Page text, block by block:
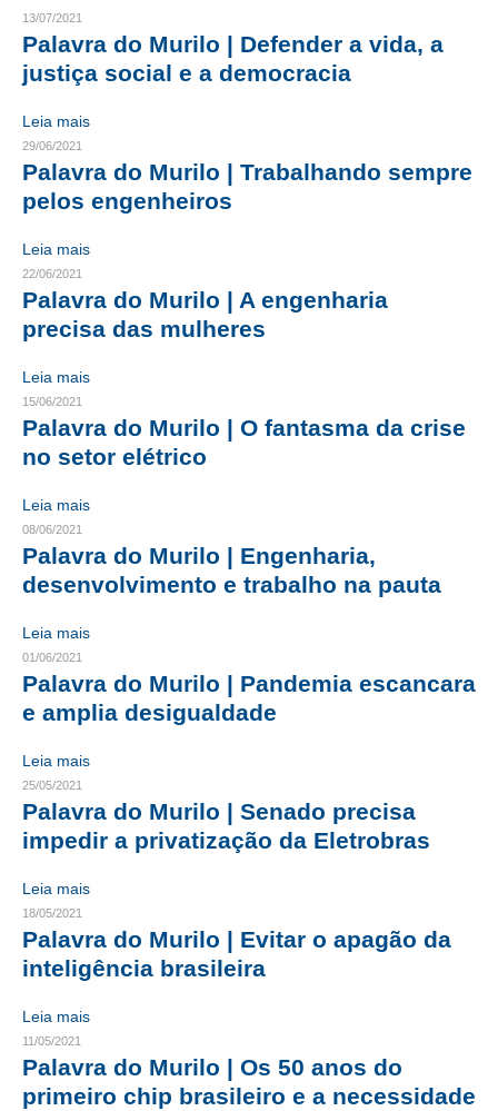
CRESCE BRASIL
CONSELHO TECNOLÓGICO
HISTÓRICO E ATUAÇÃO
COMPOSIÇÃO
PERSONALIDADES DA TECNOLOGIA
NÚCLEO DA MULHER ENGENHEIRA
JURÍDICO
CONSULTORIA
CONTRIBUIÇÕES
CONTRIBUIÇÃO ASSISTENCIAL
CONTRIBUIÇÃO ASSOCIATIVA OU ANUIDADE DE SÓCIO
CONTRIBUIÇÃO SINDICAL URBANA
REVISÃO DE APOSENTADORIA
FGTS EXPURGOS
FGTS CORREÇÃO
LEGISLAÇÃO
LEI 5.194/1966 – REGULAMENTAÇÃO DA PROFISSÃO
RES 1.002/2002 – CÓDIGO DE ÉTICA
HOMOLOGAÇÕES
13/07/2021
Palavra do Murilo | Defender a vida, a
justiça social e a democracia
Leia mais
29/06/2021
Palavra do Murilo | Trabalhando sempre
pelos engenheiros
Leia mais
22/06/2021
Palavra do Murilo | A engenharia
precisa das mulheres
Leia mais
15/06/2021
Palavra do Murilo | O fantasma da crise
no setor elétrico
Leia mais
08/06/2021
Palavra do Murilo | Engenharia,
desenvolvimento e trabalho na pauta
Leia mais
01/06/2021
Palavra do Murilo | Pandemia escancara
e amplia desigualdade
Leia mais
25/05/2021
Palavra do Murilo | Senado precisa
impedir a privatização da Eletrobras
Leia mais
18/05/2021
Palavra do Murilo | Evitar o apagão da
inteligência brasileira
Leia mais
11/05/2021
Palavra do Murilo | Os 50 anos do
primeiro chip brasileiro e a necessidade